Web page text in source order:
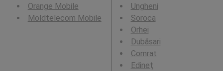
Orange Mobile
Moldtelecom Mobile
Ungheni
Soroca
Orhei
Dubăsari
Comrat
Edineţ